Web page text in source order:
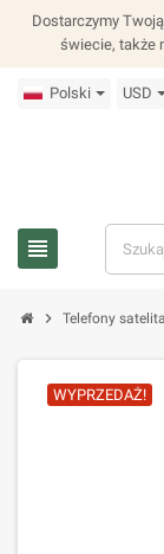
Dostarczymy
świecie, także
Polski USD
view_headline
chevron_right Telefony
WYPRZEDAŻ!